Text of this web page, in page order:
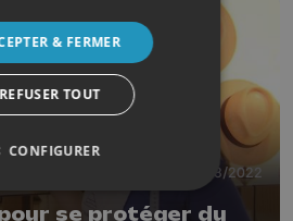
02/08/2022
se protéger du
& FERMER
REFUSER TOUT
CONFIGURER